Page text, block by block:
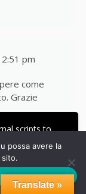
scripts to
pm
come
Grazie
Translate »
possa avere la
sito.